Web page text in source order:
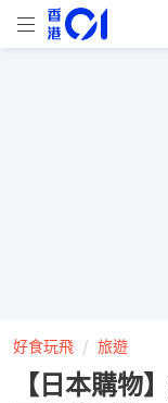
好食玩飛 旅遊
【日本購